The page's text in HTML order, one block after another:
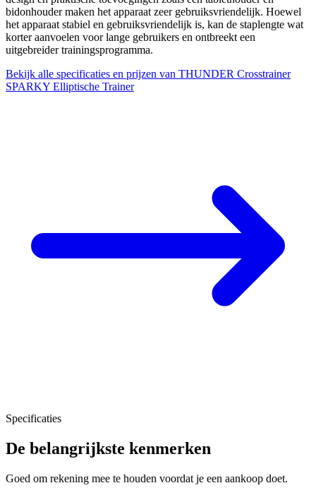
bidonhouder maken het apparaat zeer gebruiksvriendelijk. Hoewel
het apparaat stabiel en gebruiksvriendelijk is, kan de staplengte wat
korter aanvoelen voor lange gebruikers en ontbreekt een
uitgebreider trainingsprogramma.
Bekijk alle specificaties en prijzen van THUNDER Crosstrainer
SPARKY Elliptische Trainer
Specificaties
De belangrijkste kenmerken
Goed om rekening mee te houden voordat je een aankoop doet.